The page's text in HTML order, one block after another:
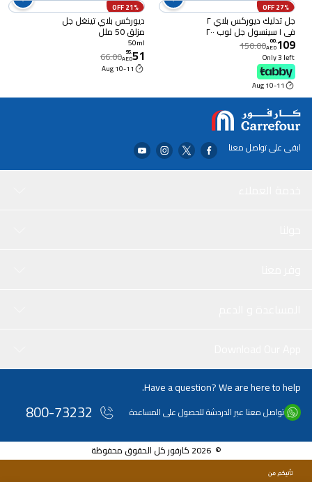
27% OFF
جل تدليك ديوركس بلاي ٢
في ١ سينسول جل لوب ٢٠٠
مل
109
.
00
AED
150.00
Only 3 left
10-11 Aug
21% OFF
ديوركس بلاي تينغل جل
مزلق 50 ملل
50ml
51
.
95
AED
66.00
10-11 Aug
ابقى على تواصل معنا
Have a question? We are here to help.
تواصل معنا عبر الدردشة للحصول على المساعدة 800-73232
© 2026 كارفور كل الحقوق محفوظة